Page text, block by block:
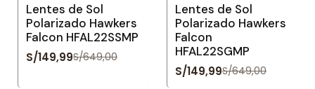
Lentes de Sol
Polarizado Hawkers
Falcon HFAL22SSMP
S/149,99S/649,00
Lentes de Sol
Polarizado Hawkers
Falcon
HFAL22SGMP
S/149,99S/649,00